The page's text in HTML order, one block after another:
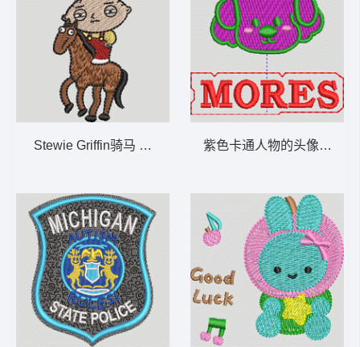
Stewie Griffin骑马 马 人 三毛 紫色卡通人物的头像 熊